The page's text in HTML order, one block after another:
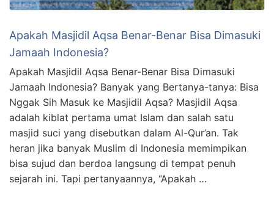
Apakah Masjidil Aqsa Benar-Benar Bisa Dimasuki
Jamaah Indonesia?
Apakah Masjidil Aqsa Benar-Benar Bisa Dimasuki
Jamaah Indonesia? Banyak yang Bertanya-tanya: Bisa
Nggak Sih Masuk ke Masjidil Aqsa? Masjidil Aqsa
adalah kiblat pertama umat Islam dan salah satu
masjid suci yang disebutkan dalam Al-Qur’an. Tak
heran jika banyak Muslim di Indonesia memimpikan
bisa sujud dan berdoa langsung di tempat penuh
sejarah ini. Tapi pertanyaannya, “Apakah …